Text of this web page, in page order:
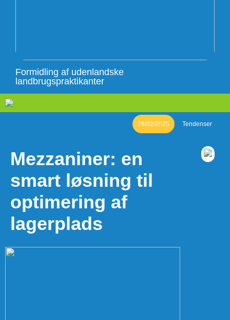
Formidling af udenlandske
landbrugspraktikanter
26/02/2025 Tendenser
Mezzaniner: en
smart løsning til
optimering af
lagerplads